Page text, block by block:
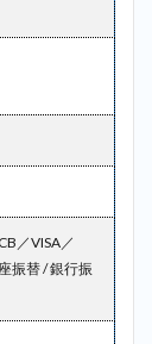
／VISA／
振替 / 銀行振